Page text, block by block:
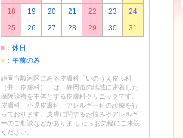
18
19 20 21 22 23
24
25
26 27 28 29 30 31
■ ：休日
■ ：午前のみ
静岡市駿河区にある皮膚科「いのうえ皮ふ科
（井上皮膚科）」は、静岡市の地域に密着した
保険診療を主体とする皮膚科クリニックです。
皮膚科、小児皮膚科、アレルギー科の診療を行
っております。皮膚に関するお悩みやアレルギ
ーのご相談などがありま したらお気軽にご来院
ください。